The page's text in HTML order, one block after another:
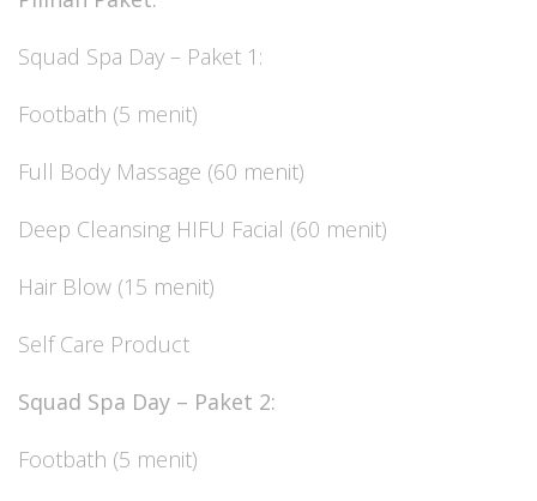
Squad Spa Day – Paket 1:
Footbath (5 menit)
Full Body Massage (60 menit)
Deep Cleansing HIFU Facial (60 menit)
Hair Blow (15 menit)
Self Care Product
Squad Spa Day – Paket 2:
Footbath (5 menit)